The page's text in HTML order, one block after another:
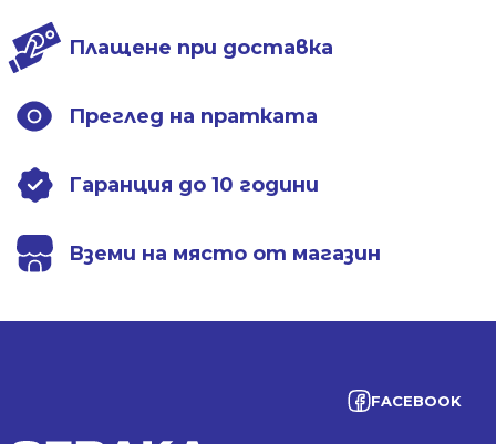
Плащене при доставка
Преглед на пратката
Гаранция до 10 години
Вземи на място от магазин
FACEBOOK